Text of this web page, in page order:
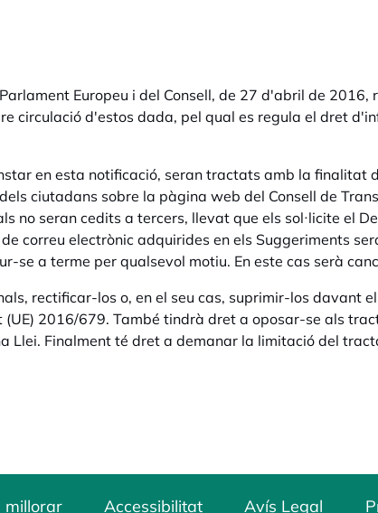
Europeu i del Consell, de 27 d'abril de
circulació d'estos dada, pel qual es regula el dret
en esta notificació, seran tractats amb la
ciutadans sobre la pàgina web del Consell de
no seran cedits a tercers, llevat que els sol·licite el
correu electrònic adquirides en els Suggeriments
a terme per qualsevol motiu. En este cas serà
rectificar-los o, en el seu cas, suprimir-los davant
2016/679. També tindrà dret a oposar-se als
Llei. Finalment té dret a demanar la limitació del
millorar Accessibilitat Avís Legal